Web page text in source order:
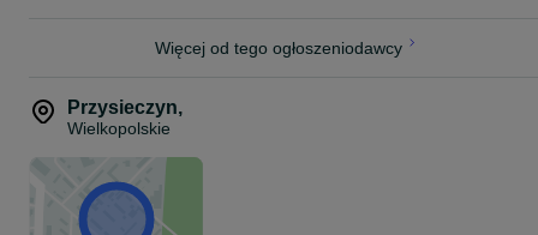
Więcej od tego ogłoszeniodawcy
Przysieczyn,
Wielkopolskie